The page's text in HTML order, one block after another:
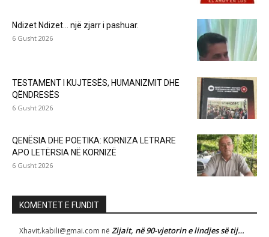
Ndizet Ndizet… një zjarr i pashuar.
6 Gusht 2026
TESTAMENT I KUJTESËS, HUMANIZMIT DHE
QËNDRESËS
6 Gusht 2026
QENËSIA DHE POETIKA: KORNIZA LETRARE
APO LETËRSIA NË KORNIZË
6 Gusht 2026
KOMENTET E FUNDIT
Xhavit.kabili@gmai.com në Zijait, në 90-vjetorin e lindjes së tij…